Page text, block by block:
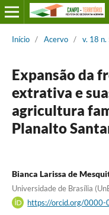
Início / Acervo / v. 18
Expansão da
extrativa e
agricultura
Planalto
Bianca Larissa de
Universidade de Brasília
https://orcid.org/